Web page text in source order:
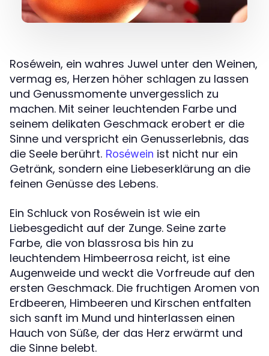
Roséwein, ein wahres Juwel unter den Weinen,
vermag es, Herzen höher schlagen zu lassen
und Genussmomente unvergesslich zu
machen. Mit seiner leuchtenden Farbe und
seinem delikaten Geschmack erobert er die
Sinne und verspricht ein Genusserlebnis, das
die Seele berührt. Roséwein ist nicht nur ein
Getränk, sondern eine Liebeserklärung an die
feinen Genüsse des Lebens.
Ein Schluck von Roséwein ist wie ein
Liebesgedicht auf der Zunge. Seine zarte
Farbe, die von blassrosa bis hin zu
leuchtendem Himbeerrosa reicht, ist eine
Augenweide und weckt die Vorfreude auf den
ersten Geschmack. Die fruchtigen Aromen von
Erdbeeren, Himbeeren und Kirschen entfalten
sich sanft im Mund und hinterlassen einen
Hauch von Süße, der das Herz erwärmt und
die Sinne belebt.